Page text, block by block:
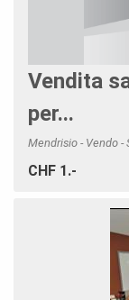
Vendita
per...
Mendrisio - Vendo -
CHF 1.-